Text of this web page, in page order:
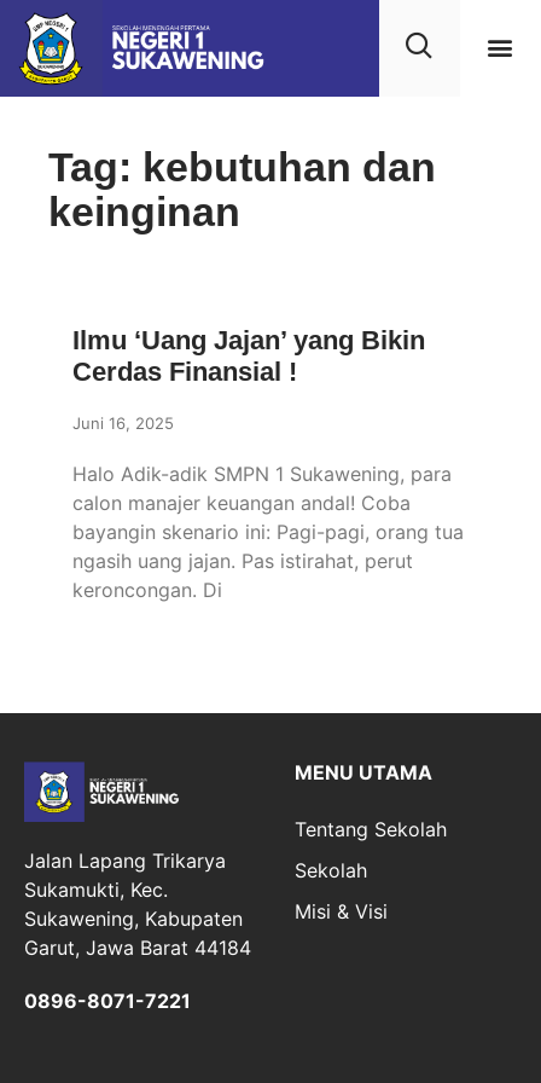
Tag: kebutuhan dan
keinginan
Ilmu ‘Uang Jajan’ yang Bikin
Cerdas Finansial !
Juni 16, 2025
Halo Adik-adik SMPN 1 Sukawening, para
calon manajer keuangan andal! Coba
bayangin skenario ini: Pagi-pagi, orang tua
ngasih uang jajan. Pas istirahat, perut
keroncongan. Di
Jalan Lapang Trikarya
Sukamukti, Kec.
Sukawening, Kabupaten
Garut, Jawa Barat 44184
0896-8071-7221
MENU UTAMA
Tentang Sekolah
Sekolah
Misi & Visi